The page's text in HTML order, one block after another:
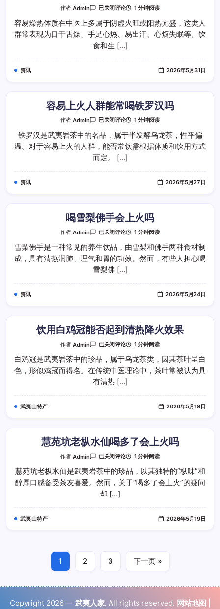
作者Admin
容
燥
热
体
质
饮
已关闭评论 1 分钟阅读
容易燥热体质在中医上多属于阴虚火旺或阳热亢盛，这类人
群常表现为口干舌燥、手足心热、易出汗、心烦失眠等。饮
食和生 […]
资讯 2026年5月31日
容易上火人群能常喝铁罗汉吗
作者Admin
容
上
火
人
群
能
已关闭评论 1 分钟阅读
铁罗汉是武夷岩茶中的名品，属于半发酵乌龙茶，性平偏
温。对于容易上火的人群，能否常饮需根据体质和饮用方式
而定。 […]
资讯 2026年5月27日
喝雪梨佛手会上火吗
作者Admin
喝
梨
佛
手
会
上
已关闭评论 1 分钟阅读
雪梨佛手是一种常见的养生饮品，由雪梨和佛手两种食材制
成，具有清热润肺、理气和胃的功效。然而，有些人担心喝
雪梨佛 […]
资讯 2026年5月24日
饮用白鸡冠能否起到清热降火效果
作者Admin
饮
白
鸡
冠
能
否
已关闭评论 1 分钟阅读
白鸡冠是武夷岩茶中的珍品，属于乌龙茶类，因其茶叶呈白
色，形似鸡冠而得名。在传统中医理论中，茶叶常被认为具
有清热 […]
武夷山特产 2026年5月19日
慧苑坑老枞水仙喝多了会上火吗
作者Admin
慧
坑
老
枞
水
仙
已关闭评论 1 分钟阅读
慧苑坑老枞水仙是武夷岩茶中的珍品，以其独特的“枞味”和
醇厚口感备受茶友喜爱。然而，关于“喝多了会上火”的疑问
却 […]
武夷山特产 2026年5月19日
1 2 3 下一页 »
Copyright 2026 — 武夷人家. All rights reserved. 网站地图